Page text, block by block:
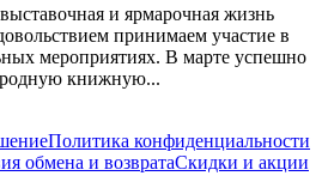
и ярмарочная жизнь
принимаем участие в
мероприятиях. В марте успешно
книжную...
Политика конфиденциальности
обмена и возвратаСкидки и акции